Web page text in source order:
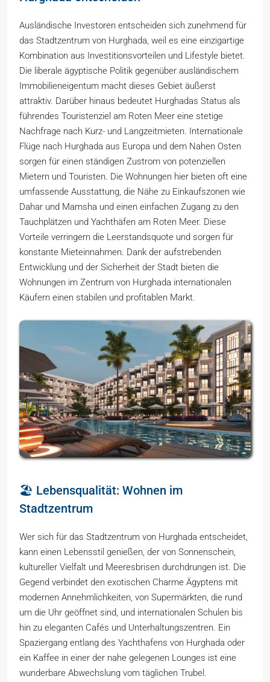
Ausländische Investoren entscheiden sich zunehmend für
das Stadtzentrum von Hurghada, weil es eine einzigartige
Kombination aus Investitionsvorteilen und Lifestyle bietet.
Die liberale ägyptische Politik gegenüber ausländischem
Immobilieneigentum macht dieses Gebiet äußerst
attraktiv. Darüber hinaus bedeutet Hurghadas Status als
führendes Touristenziel am Roten Meer eine stetige
Nachfrage nach Kurz- und Langzeitmieten. Internationale
Flüge nach Hurghada aus Europa und dem Nahen Osten
sorgen für einen ständigen Zustrom von potenziellen
Mietern und Touristen. Die Wohnungen hier bieten oft eine
umfassende Ausstattung, die Nähe zu Einkaufszonen wie
Dahar und Mamsha und einen einfachen Zugang zu den
Tauchplätzen und Yachthäfen am Roten Meer. Diese
Vorteile verringern die Leerstandsquote und sorgen für
konstante Mieteinnahmen. Dank der aufstrebenden
Entwicklung und der Sicherheit der Stadt bieten die
Wohnungen im Zentrum von Hurghada internationalen
Käufern einen stabilen und profitablen Markt.
🏖️ Lebensqualität: Wohnen im
Stadtzentrum
Wer sich für das Stadtzentrum von Hurghada entscheidet,
kann einen Lebensstil genießen, der von Sonnenschein,
kultureller Vielfalt und Meeresbrisen durchdrungen ist. Die
Gegend verbindet den exotischen Charme Ägyptens mit
modernen Annehmlichkeiten, von Supermärkten, die rund
um die Uhr geöffnet sind, und internationalen Schulen bis
hin zu eleganten Cafés und Unterhaltungszentren. Ein
Spaziergang entlang des Yachthafens von Hurghada oder
ein Kaffee in einer der nahe gelegenen Lounges ist eine
wunderbare Abwechslung vom täglichen Trubel.